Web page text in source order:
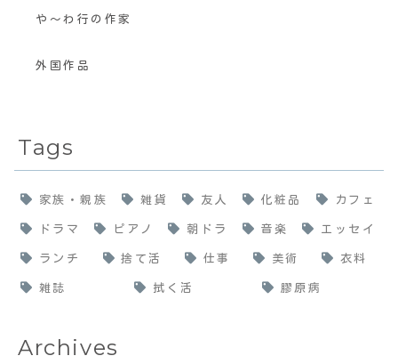
や〜わ行の作家
外国作品
Tags
家族・親族 雑貨 友人 化粧品 カフェ
ドラマ ピアノ 朝ドラ 音楽 エッセイ
ランチ 捨て活 仕事 美術 衣料
雑誌 拭く活 膠原病
Archives